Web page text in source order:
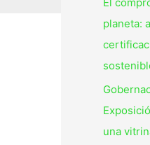
El
planeta:
una